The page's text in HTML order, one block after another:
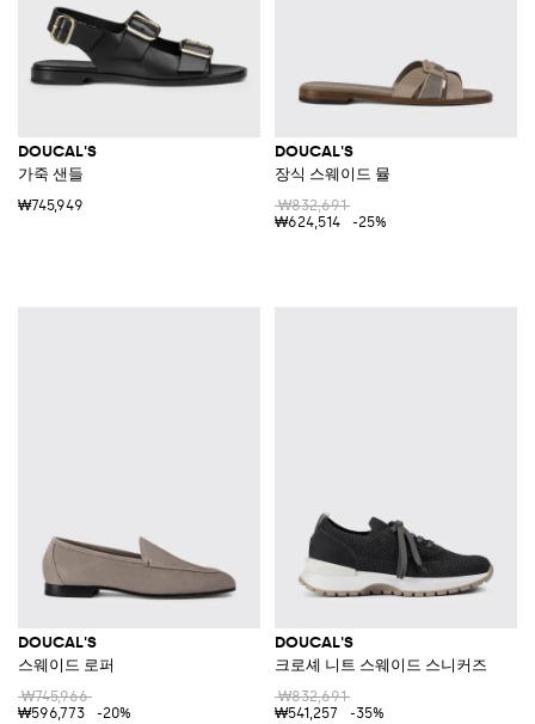
DOUCAL'S
가죽 샌들
₩745,949
DOUCAL'S
장식 스웨이드 뮬
₩832,691
₩624,514
-25%
DOUCAL'S
스웨이드 로퍼
₩745,966
₩596,773
-20%
DOUCAL'S
크로셰 니트 스웨이드 스니커즈
₩832,691
₩541,257
-35%